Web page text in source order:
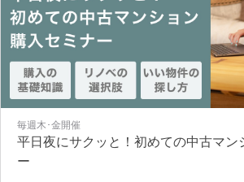
毎週木･金開催
平日夜にサクッと！初めての中古マン
ー